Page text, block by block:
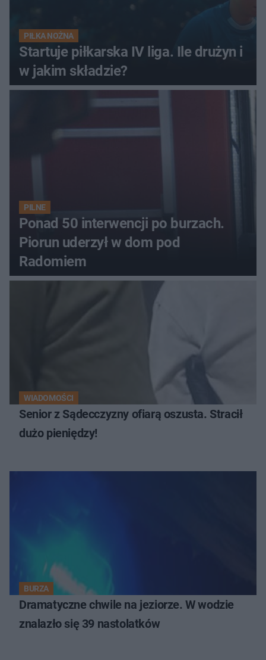
PIŁKA NOŻNA
Startuje piłkarska IV liga. Ile drużyn i
w jakim składzie?
PILNE
Ponad 50 interwencji po burzach.
Piorun uderzył w dom pod
Radomiem
WIADOMOŚCI
Senior z Sądecczyzny ofiarą oszusta. Stracił
dużo pieniędzy!
BURZA
Dramatyczne chwile na jeziorze. W wodzie
znalazło się 39 nastolatków